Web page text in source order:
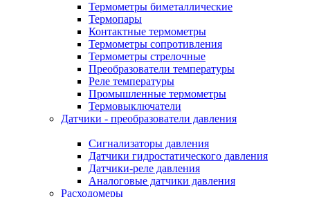
Термометры биметаллические
Термопары
Контактные термометры
Термометры сопротивления
Термометры стрелочные
Преобразователи температуры
Реле температуры
Промышленные термометры
Термовыключатели
Датчики - преобразователи давления
Сигнализаторы давления
Датчики гидростатического давления
Датчики-реле давления
Аналоговые датчики давления
Расходомеры